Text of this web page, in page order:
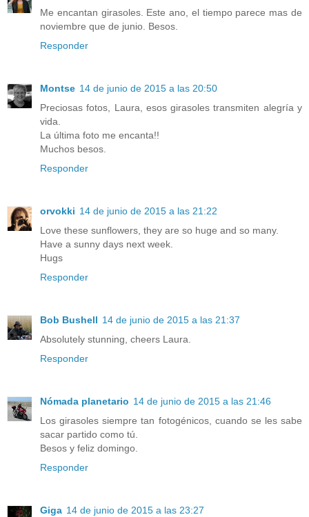
Me encantan girasoles. Este ano, el tiempo parece mas de
noviembre que de junio. Besos.
Responder
Montse 14 de junio de 2015 a las 20:50
Preciosas fotos, Laura, esos girasoles transmiten alegría y
vida.
La última foto me encanta!!
Muchos besos.
Responder
orvokki 14 de junio de 2015 a las 21:22
Love these sunflowers, they are so huge and so many.
Have a sunny days next week.
Hugs
Responder
Bob Bushell 14 de junio de 2015 a las 21:37
Absolutely stunning, cheers Laura.
Responder
Nómada planetario 14 de junio de 2015 a las 21:46
Los girasoles siempre tan fotogénicos, cuando se les sabe
sacar partido como tú.
Besos y feliz domingo.
Responder
Giga 14 de junio de 2015 a las 23:27